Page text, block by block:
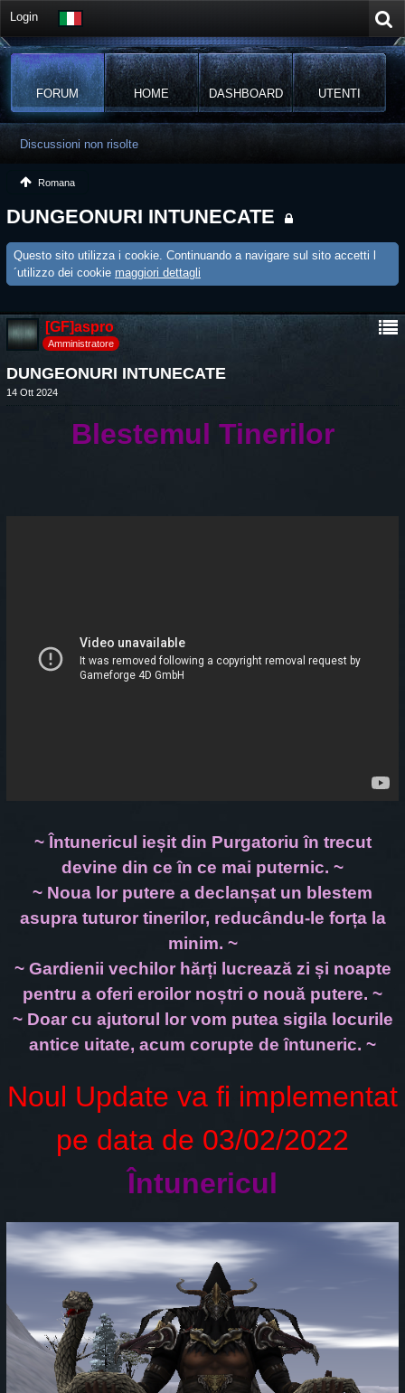
Login
FORUM HOME DASHBOARD UTENTI
Discussioni non risolte
Romana
DUNGEONURI INTUNECATE
Questo sito utilizza i cookie. Continuando a navigare sul sito accetti l
´utilizzo dei cookie maggiori dettagli
[GF]aspro
Amministratore
DUNGEONURI INTUNECATE
14 Ott 2024
Blestemul Tinerilor
~ Întunericul ieșit din Purgatoriu în trecut
devine din ce în ce mai puternic. ~
~ Noua lor putere a declanșat un blestem
asupra tuturor tinerilor, reducându-le forța la
minim. ~
~ Gardienii vechilor hărți lucrează zi și noapte
pentru a oferi eroilor noștri o nouă putere. ~
~ Doar cu ajutorul lor vom putea sigila locurile
antice uitate, acum corupte de întuneric. ~
Noul Update va fi implementat
pe data de 03/02/2022
Întunericul